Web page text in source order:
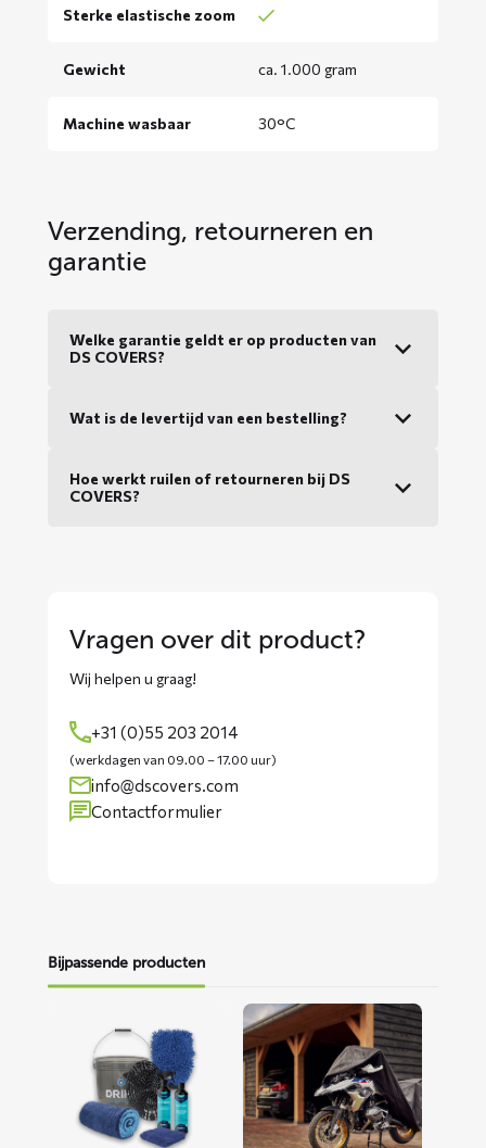
Sterke elastische zoom
Gewicht ca. 1.000 gram
Machine wasbaar 30°C
Verzending, retourneren en
garantie
Welke garantie geldt er op producten van
DS COVERS?
Wat is de levertijd van een bestelling?
Hoe werkt ruilen of retourneren bij DS
COVERS?
Vragen over dit product?
Wij helpen u graag!
+31 (0)55 203 2014
(werkdagen van 09.00 – 17.00 uur)
info@dscovers.com
Contactformulier
Bijpassende producten
Motorwaspakket
Lees
meer
over
ALFA
motorhoes